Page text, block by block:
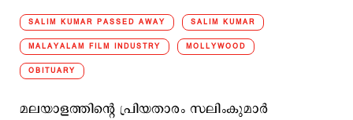
SALIM KUMAR PASSED AWAY SALIM KUMAR
MALAYALAM FILM INDUSTRY MOLLYWOOD
OBITUARY
മലയാളത്തിന്റെ പ്രിയതാരം സലിംകുമാര്‍